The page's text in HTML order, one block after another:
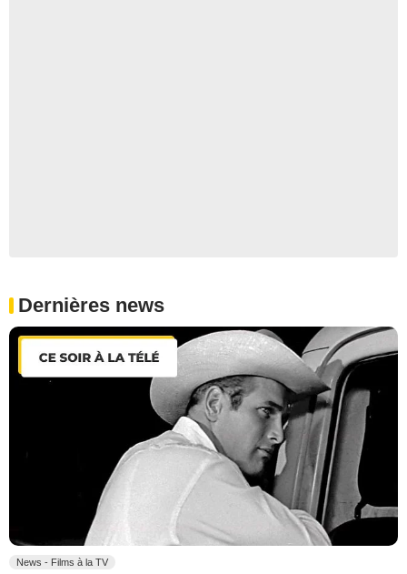
Dernières news
News - Films à la TV